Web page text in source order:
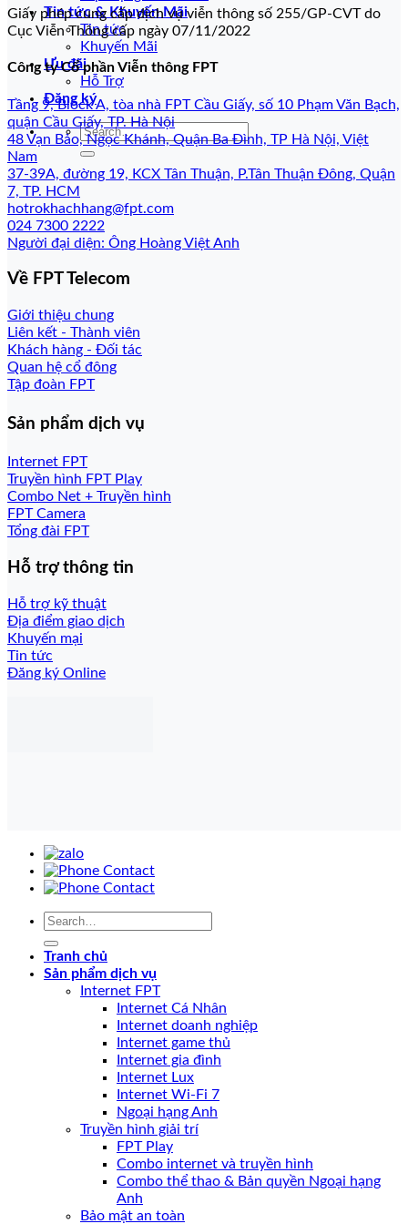
Tin tức & Khuyến Mãi
Tin tức
Khuyến Mãi
Ưu đãi
Hỗ Trợ
Đăng ký
Giấy phép cung cấp dịch vụ viễn thông số 255/GP-CVT do
Cục Viễn Thông cấp ngày 07/11/2022
Công ty Cổ phần Viễn thông FPT
Tầng 9, Block A, tòa nhà FPT Cầu Giấy, số 10 Phạm Văn Bạch,
quận Cầu Giấy, TP. Hà Nội
48 Vạn Bảo, Ngọc Khánh, Quận Ba Đình, TP Hà Nội, Việt
Nam
37-39A, đường 19, KCX Tân Thuận, P.Tân Thuận Đông, Quận
7, TP. HCM
hotrokhachhang@fpt.com
024 7300 2222
Người đại diện: Ông Hoàng Việt Anh
Về FPT Telecom
Giới thiệu chung
Liên kết - Thành viên
Khách hàng - Đối tác
Quan hệ cổ đông
Tập đoàn FPT
Sản phẩm dịch vụ
Internet FPT
Truyền hình FPT Play
Combo Net + Truyền hình
FPT Camera
Tổng đài FPT
Hỗ trợ thông tin
Hỗ trợ kỹ thuật
Địa điểm giao dịch
Khuyến mại
Tin tức
Đăng ký Online
Tranh chủ
Sản phẩm dịch vụ
Internet FPT
Internet Cá Nhân
Internet doanh nghiệp
Internet game thủ
Internet gia đình
Internet Lux
Internet Wi-Fi 7
Ngoại hạng Anh
Truyền hình giải trí
FPT Play
Combo internet và truyền hình
Combo thể thao & Bản quyền Ngoại hạng
Anh
Bảo mật an toàn